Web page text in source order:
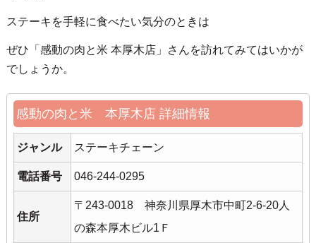
ステーキを手軽に食べたい気分のときは
ぜひ「感動の肉と米 本厚木店」さんを訪れてみてはいかが
でしょうか。
感動の肉と米 本厚木店 詳細情報
ジャンル ステーキチェーン
電話番号 046-244-0295
住所
〒243-0018 神奈川県厚木市中町2-6-20人
の森本厚木ビル1Ｆ